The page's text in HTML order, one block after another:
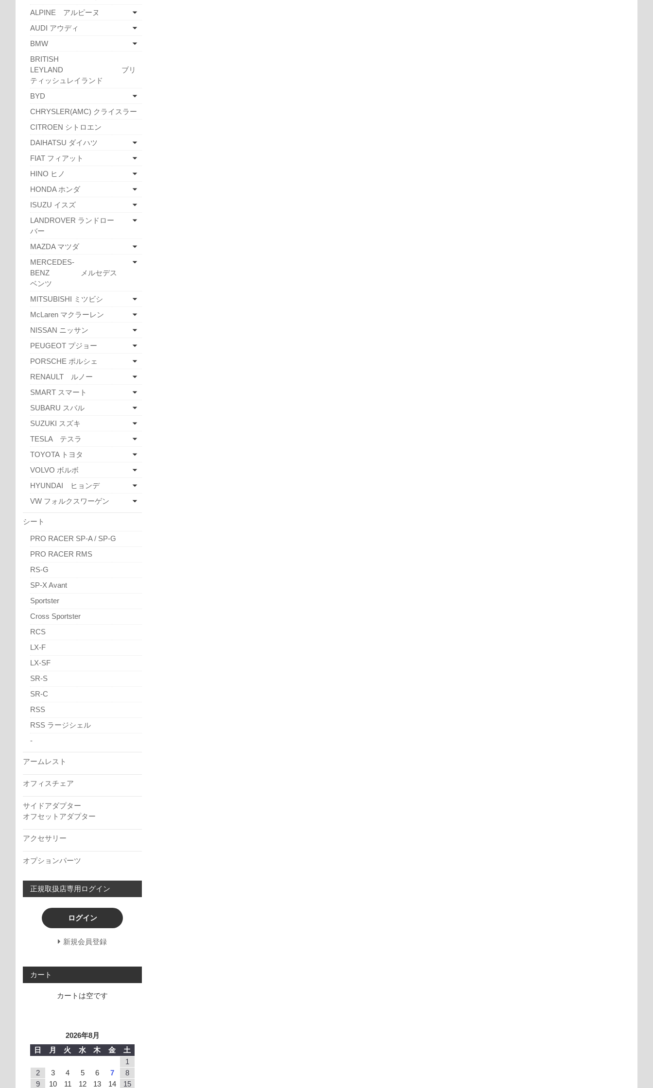
ALPINE アルピーヌ
AUDI アウディ
BMW
BRITISH
LEYLAND ブリ
ティッシュレイランド
BYD
CHRYSLER(AMC) クライスラー
CITROEN シトロエン
DAIHATSU ダイハツ
FIAT フィアット
HINO ヒノ
HONDA ホンダ
ISUZU イスズ
LANDROVER ランドロー
バー
MAZDA マツダ
MERCEDES-
BENZ メルセデス
ベンツ
MITSUBISHI ミツビシ
McLaren マクラーレン
NISSAN ニッサン
PEUGEOT プジョー
PORSCHE ポルシェ
RENAULT ルノー
SMART スマート
SUBARU スバル
SUZUKI スズキ
TESLA テスラ
TOYOTA トヨタ
VOLVO ボルボ
HYUNDAI ヒョンデ
VW フォルクスワーゲン
シート
PRO RACER SP-A / SP-G
PRO RACER RMS
RS-G
SP-X Avant
Sportster
Cross Sportster
RCS
LX-F
LX-SF
SR-S
SR-C
RSS
RSS ラージシェル
-
アームレスト
オフィスチェア
サイドアダプター
オフセットアダプター
アクセサリー
オプションパーツ
正規取扱店専用ログイン
ログイン
新規会員登録
カート
カートは空です
2026年8月
日
月 火 水 木 金
土
1
2
3 4 5 6 7
8
9
10 11 12 13 14 15